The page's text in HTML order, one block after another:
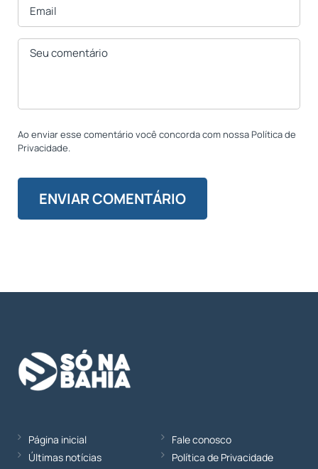
Ao enviar esse comentário você concorda com nossa Política de
Privacidade.
Página inicial
Últimas notícias
Fale conosco
Política de Privacidade